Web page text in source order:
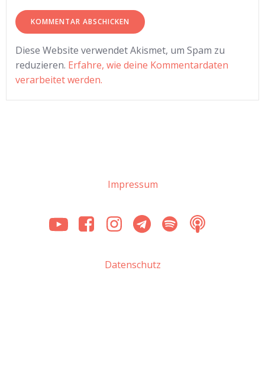
Diese Website verwendet Akismet, um Spam zu
reduzieren. Erfahre, wie deine Kommentardaten
verarbeitet werden.
Impressum
Datenschutz